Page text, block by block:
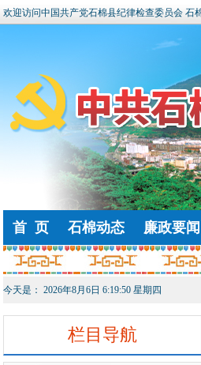
欢迎访问中国共产党石棉县纪律检查委员会 石
首 页 石棉动态 廉政要闻
今天是： 2026年8月6日 6:19:50 星期四
栏目导航